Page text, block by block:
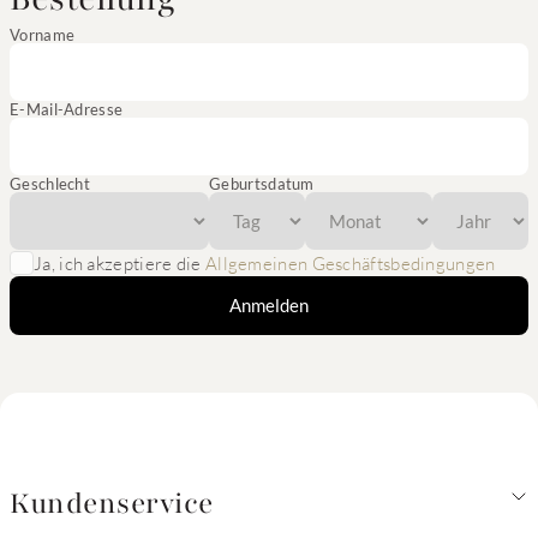
Vorname
E-Mail-Adresse
Geschlecht Geburtsdatum
Ja, ich akzeptiere die Allgemeinen Geschäftsbedingungen
Anmelden
Kundenservice